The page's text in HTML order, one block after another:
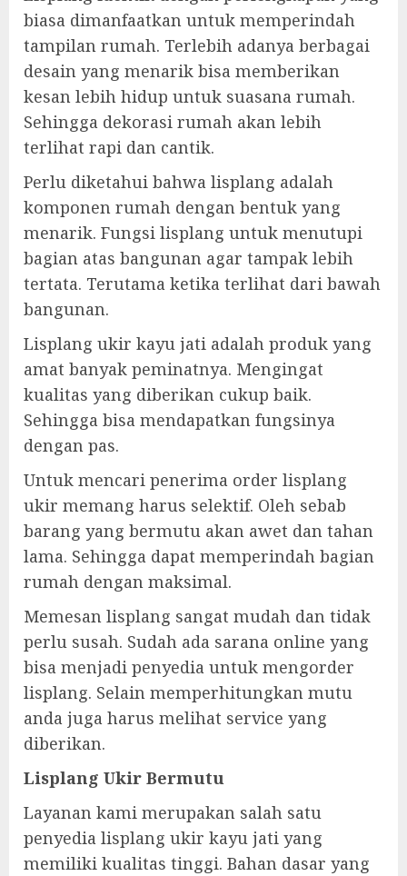
biasa dimanfaatkan untuk memperindah
tampilan rumah. Terlebih adanya berbagai
desain yang menarik bisa memberikan
kesan lebih hidup untuk suasana rumah.
Sehingga dekorasi rumah akan lebih
terlihat rapi dan cantik.
Perlu diketahui bahwa lisplang adalah
komponen rumah dengan bentuk yang
menarik. Fungsi lisplang untuk menutupi
bagian atas bangunan agar tampak lebih
tertata. Terutama ketika terlihat dari bawah
bangunan.
Lisplang ukir kayu jati adalah produk yang
amat banyak peminatnya. Mengingat
kualitas yang diberikan cukup baik.
Sehingga bisa mendapatkan fungsinya
dengan pas.
Untuk mencari penerima order lisplang
ukir memang harus selektif. Oleh sebab
barang yang bermutu akan awet dan tahan
lama. Sehingga dapat memperindah bagian
rumah dengan maksimal.
Memesan lisplang sangat mudah dan tidak
perlu susah. Sudah ada sarana online yang
bisa menjadi penyedia untuk mengorder
lisplang. Selain memperhitungkan mutu
anda juga harus melihat service yang
diberikan.
Lisplang Ukir Bermutu
Layanan kami merupakan salah satu
penyedia lisplang ukir kayu jati yang
memiliki kualitas tinggi. Bahan dasar yang